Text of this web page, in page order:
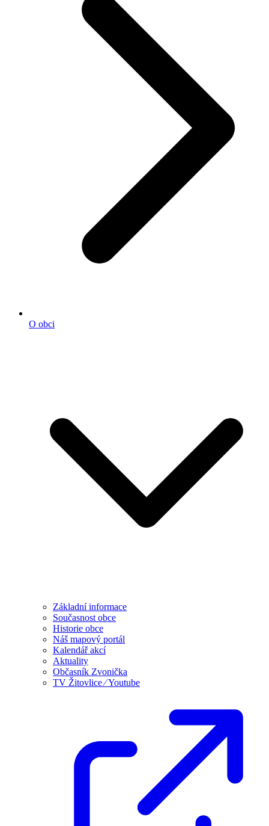
O obci
Základní informace
Současnost obce
Historie obce
Náš mapový portál
Kalendář akcí
Aktuality
Občasník Zvonička
TV Žitovlice ⁄ Youtube